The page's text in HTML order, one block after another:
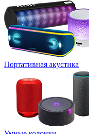
Портативная акустика